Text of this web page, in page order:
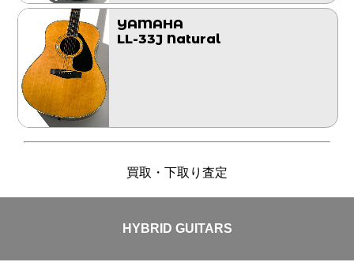
YAMAHA
LL-33J Natural
買取・下取り査定
HYBRID GUITARS